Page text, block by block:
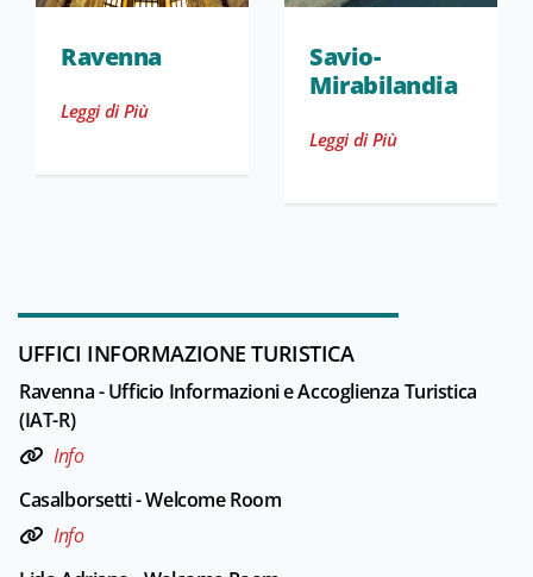
Ravenna
Leggi di Più
Savio-
Mirabilandia
Leggi di Più
UFFICI INFORMAZIONE TURISTICA
Ravenna - Ufficio Informazioni e Accoglienza Turistica
(IAT-R)
Info
Casalborsetti - Welcome Room
Info